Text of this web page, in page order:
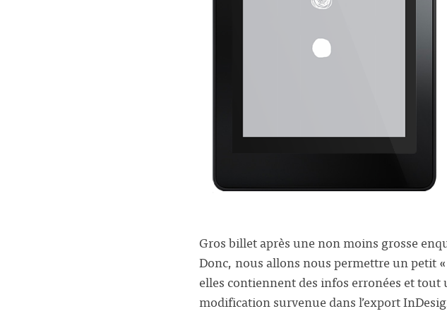
Gros billet après une non moins grosse
Donc, nous allons nous permettre un petit
elles contiennent des infos erronées et
modification survenue dans l’export